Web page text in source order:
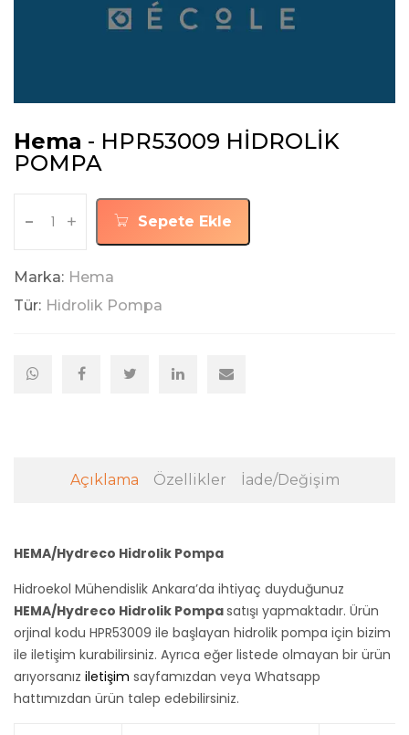
Hema - HPR53009 HİDROLİK
POMPA
- + Sepete Ekle
Marka: Hema
Tür: Hidrolik Pompa
Açıklama Özellikler İade/Değişim
HEMA/Hydreco Hidrolik Pompa
Hidroekol Mühendislik Ankara’da ihtiyaç duyduğunuz
HEMA/Hydreco Hidrolik Pompasatışı yapmaktadır. Ürün
orjinal kodu HPR53009 ile başlayan hidrolik pompa için bizim
ile iletişim kurabilirsiniz. Ayrıca eğer listede olmayan bir ürün
arıyorsanız iletişim sayfamızdan veya Whatsapp
hattımızdan ürün talep edebilirsiniz.